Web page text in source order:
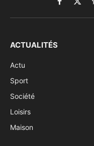
Facebook
X
ACTUALITÉS
Actu
Sport
Société
Loisirs
Maison